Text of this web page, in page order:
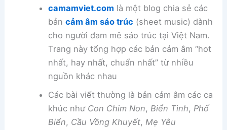
camamviet.com là một blog chia sẻ các
bản cảm âm sáo trúc (sheet music) dành
cho người đam mê sáo trúc tại Việt Nam.
Trang này tổng hợp các bản cảm âm “hot
nhất, hay nhất, chuẩn nhất” từ nhiều
nguồn khác nhau
Các bài viết thường là bản cảm âm các ca
khúc như Con Chim Non, Biển Tình, Phố
Biển, Cầu Vồng Khuyết, Mẹ Yêu